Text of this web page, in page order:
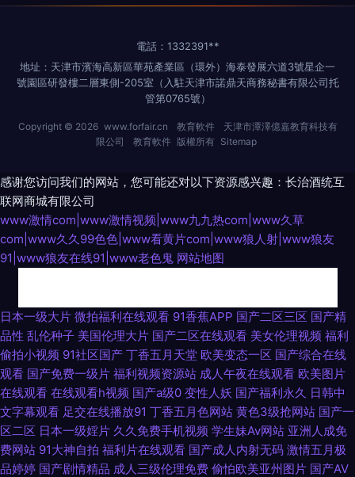
電話：1332391**
地址：天津市濱海高新區華苑產業區（環外）海泰發展六道3號星企一
號園區研發樓二層東側-205室（入駐天津市諾鼎天商務秘書有限公司托
管第0765號）
Copyright © 2026 www.forfair.cn 教育軟件
天津市潭澤億嘉教育科技有
限公司
教育軟件 版權所有 Sitemap
感谢您访问我们的网站，您可能还对以下资源感兴趣：长治酒统互
联网商城有限公司
www激情com|www激情视频|www九九热com|www久草
com|www久久99色色|www看黄片com|www狼人射|www狼友
91|www狼友在线91|www老色鬼 网站地图
狂性爱 色婷婷日韩av电影 亚洲日韩国产精品无 91肏逼 91精品福利入口 99
久久国产精品系列 东京热九九精品 九色91熟女 欧美成久久 色呦呦网站入口
国 一区二卡三卡中日 91扦妹妹电影导航 91性色 91永久在线免费 97韩影视
伦理 东京热色婷婷接吻 久草五月份 美女网站免费观看全裸 日韩高清无码社
日本一级大片 微拍福利在线观看 91香蕉APP 国产二区三区 国产精
品性 乱伦种子 美国伦理大片 国产二区在线观看 美女伦理视频 福利
偷拍小视频 91社区国产 丁香五月天堂 欧美变态一区 国产综合在线
观看 国产免费一级片 福利视频资源站 成人午夜在线观看 欧美图片
在线观看 在线观看h视频 国产a级0 变性人妖 国产福利永久 日韩中
文字幕观看 足交在线播放91 丁香五月色网站 黄色3级抢网站 国产一
区二区 日本一级婬片 久久免费手机视频 学生妹Av网站 亚洲人成免
费网站 91大神自拍 福利片在线观看 国产成人内射无码 激情五月极
品婷婷 国产剧情精品 成人三级伦理免费 偷怕欧美亚州图片 国产AV